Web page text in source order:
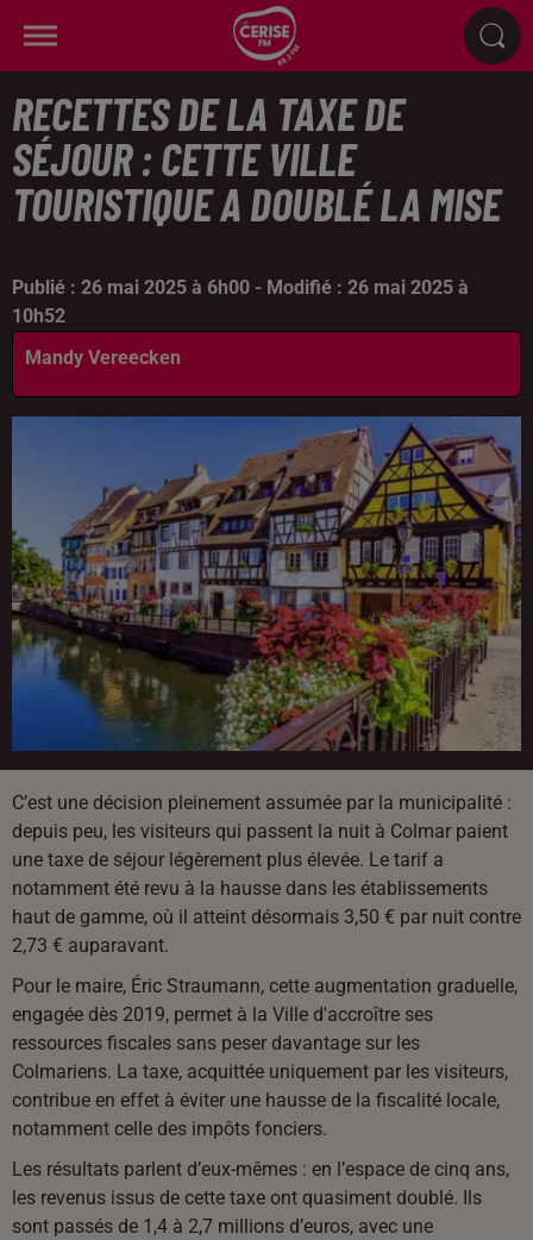
RECETTES DE LA TAXE DE
SÉJOUR : CETTE VILLE
TOURISTIQUE A DOUBLÉ LA MISE
Publié : 26 mai 2025 à 6h00 - Modifié : 26 mai 2025 à
10h52
Mandy Vereecken
C’est une décision pleinement assumée par la municipalité :
depuis peu, les visiteurs qui passent la nuit à Colmar paient
une taxe de séjour légèrement plus élevée. Le tarif a
notamment été revu à la hausse dans les établissements
haut de gamme, où il atteint désormais 3,50 € par nuit contre
2,73 € auparavant.
Pour le maire, Éric Straumann, cette augmentation graduelle,
engagée dès 2019, permet à la Ville d'accroître ses
ressources fiscales sans peser davantage sur les
Colmariens. La taxe, acquittée uniquement par les visiteurs,
contribue en effet à éviter une hausse de la fiscalité locale,
notamment celle des impôts fonciers.
Les résultats parlent d’eux-mêmes : en l’espace de cinq ans,
les revenus issus de cette taxe ont quasiment doublé. Ils
sont passés de 1,4 à 2,7 millions d’euros, avec une